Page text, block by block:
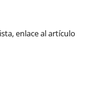
enlace al artículo